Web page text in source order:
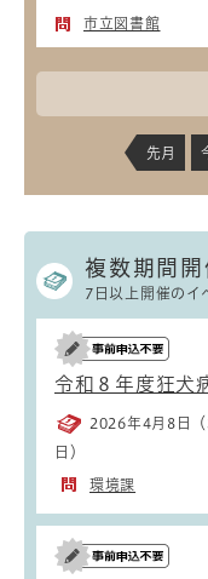
市立図書館
先月
複数期間開
7日以上開催のイ
令和８年度狂犬
2026年4月8日
日）
環境課